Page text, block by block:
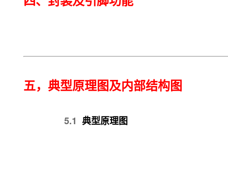
五， 典型原理图及内部结构图
5.1 典型原理图